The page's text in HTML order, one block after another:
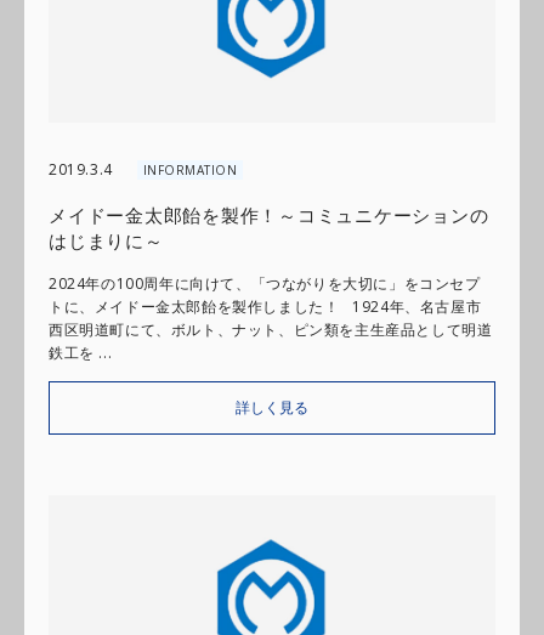
2019.3.4 INFORMATION
メイドー金太郎飴を製作！～コミュニケーションの
はじまりに～
2024年の100周年に向けて、「つながりを大切に」をコンセプ
トに、メイドー金太郎飴を製作しました！ 1924年、名古屋市
西区明道町にて、ボルト、ナット、ピン類を主生産品として明道
鉄工を ...
詳しく見る